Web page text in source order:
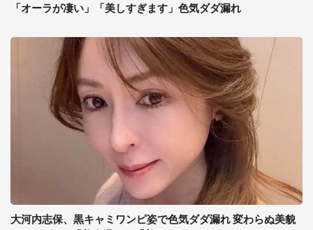
「オーラが凄い」「美しすぎます」色気ダダ漏れ
大河内志保、黒キャミワンピ姿で色気ダダ漏れ 変わらぬ美貌